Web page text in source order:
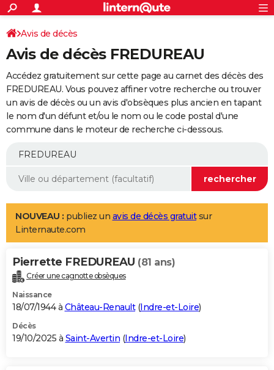
ACTUALITÉS
Politique
Société
Faits Divers
Education
Monde
Villes
+
SPORT
Coupe du monde 2026
Football
Tennis
Cyclisme
Rugby
Forum
Programme TV
TNT
Streaming
Cinéma
Sorties cinéma
Musique
+
FINANCE
Impôts
Immobilier
Risques naturels par ville
Banque
Assurance
Crédit
AUTO
Essais
Réserver un essai
Citadines
Berlines
SUV
Forum auto
+
Mobiles
Meilleur smartphone
Internet
Ordinateurs
Jeux vidéo
Guide high-tech
Aménagement intérieur
LIFESTYLE
Art de vivre
Bien-être
Loisirs
Mode
Modes de vie
Alimentation
Guide de la santé
Maladies
Médicaments
Sommeil
VOYAGE
Destinations
City break
Voyage nature
Voyage de noces
Forum
Climat
+PHOTO
GUIDES D'ACHAT
BONS PLANS
Avis de décès
Avis de décès FREDUREAU
Accédez gratuitement sur cette page au carnet des décès des
FREDUREAU. Vous pouvez affiner votre recherche ou trouver
un avis de décès ou un avis d'obsèques plus ancien en tapant
le nom d'un défunt et/ou le nom ou le code postal d'une
commune dans le moteur de recherche ci-dessous.
NOUVEAU : publiez un avis de décès gratuitsur
Linternaute.com
Pierrette FREDUREAU (81 ans)
Créer une cagnotte obsèques
Naissance
18/07/1944 à Château-Renault(Indre-et-Loire)
Décès
19/10/2025 à Saint-Avertin (Indre-et-Loire)